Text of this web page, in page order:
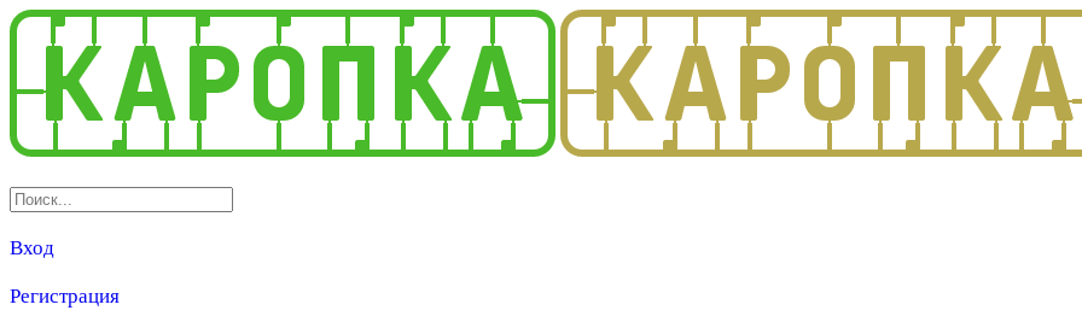
Вход
Регистрация